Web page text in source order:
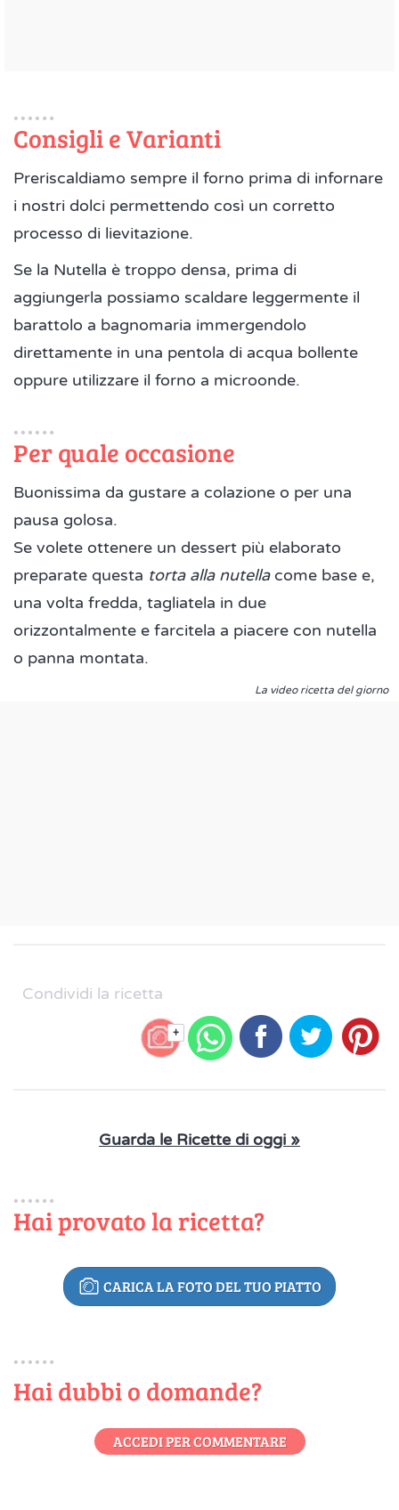
Consigli e Varianti
Preriscaldiamo sempre il forno prima di infornare
i nostri dolci permettendo così un corretto
processo di lievitazione.
Se la Nutella è troppo densa, prima di
aggiungerla possiamo scaldare leggermente il
barattolo a bagnomaria immergendolo
direttamente in una pentola di acqua bollente
oppure utilizzare il forno a microonde.
Per quale occasione
Buonissima da gustare a colazione o per una
pausa golosa.
Se volete ottenere un dessert più elaborato
preparate questa torta alla nutellacome base e,
una volta fredda, tagliatela in due
orizzontalmente e farcitela a piacere con nutella
o panna montata.
La video ricetta del giorno
Condividi la ricetta
+
Guarda le Ricette di oggi »
Hai provato la ricetta?
CARICA LA FOTO DEL TUO PIATTO
Hai dubbi o domande?
ACCEDI PER COMMENTARE